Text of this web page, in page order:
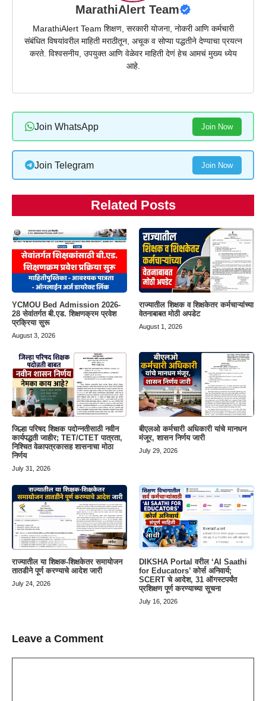
MarathiAlert Team
MarathiAlert Team शिक्षण, सरकारी योजना, नोकरी आणि कर्मचारी
संबंधित विषयांवरील माहिती मराठीतून, अचूक व सोप्या पद्धतीने देण्याचा प्रयत्न
करते. विश्वसनीय, उपयुक्त आणि वेळेवर माहिती देणं हेच आमचं मुख्य ध्येय
आहे.
Join WhatsApp Join Now
Join Telegram Join Now
Related Posts
YCMOU Bed Admission 2026-
28 सेवांतर्गत बी.एड. शिक्षणक्रम प्रवेश
प्रक्रिया सुरू
August 3, 2026
राज्यातील शिक्षक व शिक्षकेतर कर्मचाऱ्यांच्या
वेतनाबाबत मोठी अपडेट
August 1, 2026
जिल्हा परिषद शिक्षक पदोन्नतीसाठी नवीन
कार्यपद्धती जाहीर; TET/CTET पात्रता,
निश्चित वेळापत्रकासह शासनाचा मोठा
निर्णय
July 31, 2026
बीएलओ कर्मचारी अधिकारी यांचे मानधन
मंजूर, शासन निर्णय जारी
July 29, 2026
राज्यातील या शिक्षक-शिक्षकेतर समायोजन
तातडीने पूर्ण करण्याचे आदेश जारी
July 24, 2026
DIKSHA Portal वरील ‘AI Saathi
for Educators’ कोर्स अनिवार्य;
SCERT चे आदेश, 31 ऑगस्टपर्यंत
प्रशिक्षण पूर्ण करण्याच्या सूचना
July 16, 2026
Leave a Comment